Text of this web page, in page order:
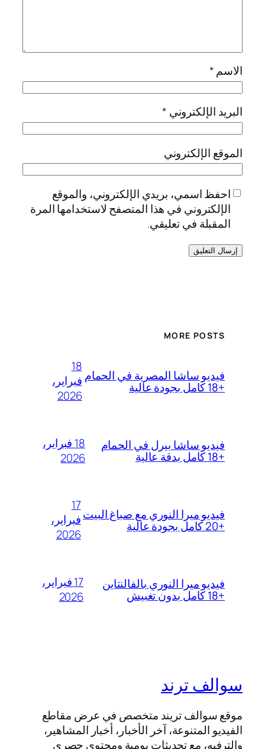
الاسم*
البريد الإلكتروني *
الموقع الإلكتروني
احفظ اسمي، بريدي الإلكتروني، والموقع
الإلكتروني في هذا المتصفح لاستخدامها المرة
المقبلة في تعليقي.
MORE POSTS
فيديو ساشا المصرية في الحمام
+18 كامل بجودة عالية
18
فبراير،
2026
فيديو ساشا بيرل في الحمام
+18 كامل بدقة عالية
18 فبراير،
2026
فيديو ميرا النوري مع صباغ البيت
+20 كامل بجودة عالية
17
فبراير،
2026
فيديو ميرا النوري بالفالنتاين
+18 كامل بدون تغبيش
17 فبراير،
2026
سوالف ترند
موقع سوالف تريند متخصص في عرض مقاطع
الفيديو المتنوعة، آخر الأخبار، أخبار المشاهير،
والترفيه، مع تحديثات يومية ومحتوى حصري